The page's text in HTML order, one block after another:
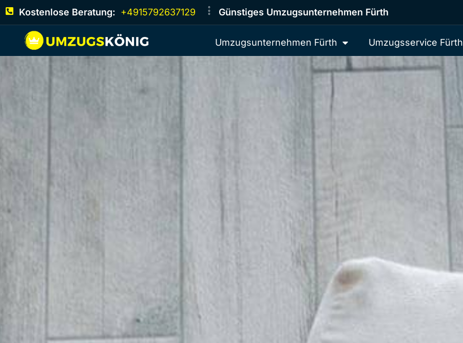
Kostenlose Beratung: +4915792637129 Günstiges Umzugsunternehmen Fürth
Umzugsunternehmen Fürth Umzugsservice Fürth